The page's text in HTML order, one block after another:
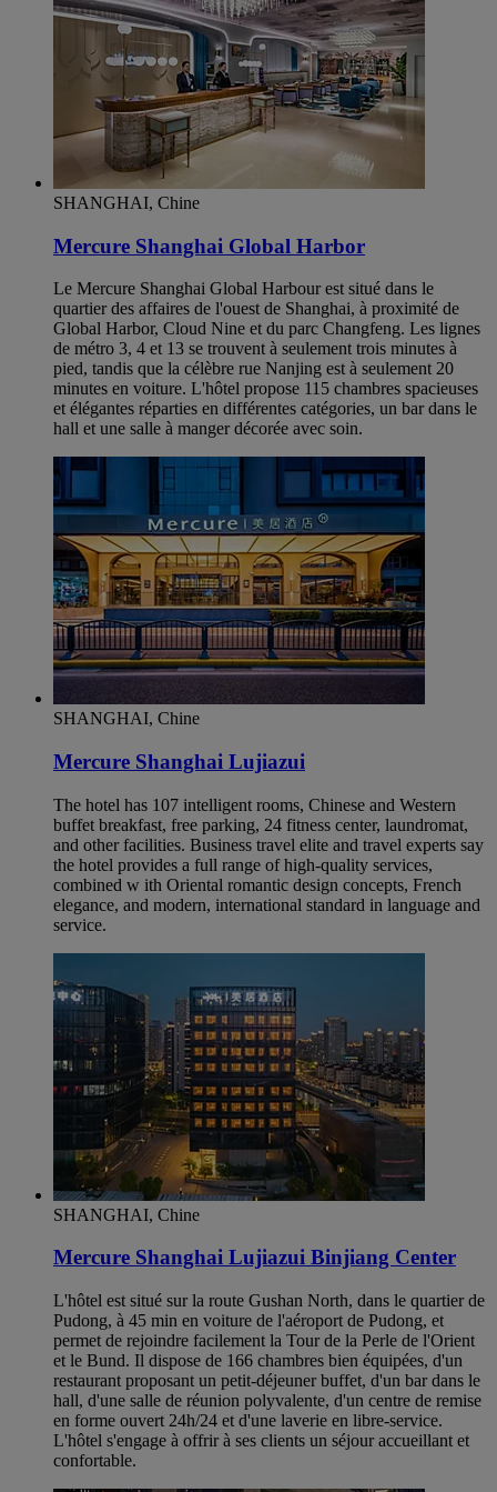
SHANGHAI, Chine
Mercure Shanghai Global Harbor
Le Mercure Shanghai Global Harbour est situé dans le
quartier des affaires de l'ouest de Shanghai, à proximité de
Global Harbor, Cloud Nine et du parc Changfeng. Les lignes
de métro 3, 4 et 13 se trouvent à seulement trois minutes à
pied, tandis que la célèbre rue Nanjing est à seulement 20
minutes en voiture. L'hôtel propose 115 chambres spacieuses
et élégantes réparties en différentes catégories, un bar dans le
hall et une salle à manger décorée avec soin.
SHANGHAI, Chine
Mercure Shanghai Lujiazui
The hotel has 107 intelligent rooms, Chinese and Western
buffet breakfast, free parking, 24 fitness center, laundromat,
and other facilities. Business travel elite and travel experts say
the hotel provides a full range of high-quality services,
combined w ith Oriental romantic design concepts, French
elegance, and modern, international standard in language and
service.
SHANGHAI, Chine
Mercure Shanghai Lujiazui Binjiang Center
L'hôtel est situé sur la route Gushan North, dans le quartier de
Pudong, à 45 min en voiture de l'aéroport de Pudong, et
permet de rejoindre facilement la Tour de la Perle de l'Orient
et le Bund. Il dispose de 166 chambres bien équipées, d'un
restaurant proposant un petit-déjeuner buffet, d'un bar dans le
hall, d'une salle de réunion polyvalente, d'un centre de remise
en forme ouvert 24h/24 et d'une laverie en libre-service.
L'hôtel s'engage à offrir à ses clients un séjour accueillant et
confortable.